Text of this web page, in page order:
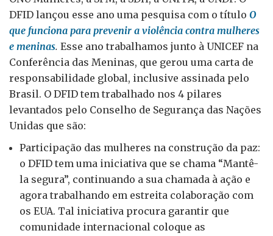
DFID lançou esse ano uma pesquisa com o título O
que funciona para prevenir a violência contra mulheres
e meninas. Esse ano trabalhamos junto à UNICEF na
Conferência das Meninas, que gerou uma carta de
responsabilidade global, inclusive assinada pelo
Brasil. O DFID tem trabalhado nos 4 pilares
levantados pelo Conselho de Segurança das Nações
Unidas que são:
Participação das mulheres na construção da paz:
o DFID tem uma iniciativa que se chama “Mantê-
la segura”, continuando a sua chamada à ação e
agora trabalhando em estreita colaboração com
os EUA. Tal iniciativa procura garantir que
comunidade internacional coloque as